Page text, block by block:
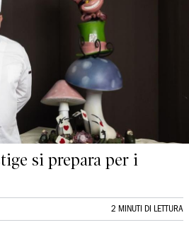
si prepara per i
2 MINUTI DI LETTURA